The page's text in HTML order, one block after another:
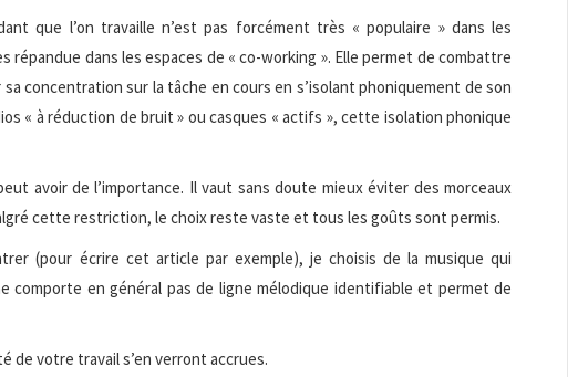
que l’on travaille n’est pas forcément très « populaire » dans les
dans les espaces de « co-working ». Elle permet de combattre
concentration sur la tâche en cours en s’isolant phoniquement de son
« à réduction de bruit » ou casques « actifs », cette isolation phonique
avoir de l’importance. Il vaut sans doute mieux éviter des morceaux
cette restriction, le choix reste vaste et tous les goûts sont permis.
(pour écrire cet article par exemple), je choisis de la musique qui
comporte en général pas de ligne mélodique identifiable et permet de
de votre travail s’en verront accrues.